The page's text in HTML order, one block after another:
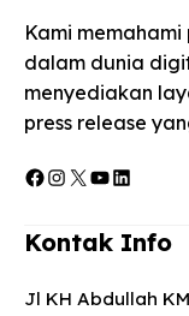
Kami
dalam dunia
menyediakan
press release
Facebook
Instagram
X YouTube
LinkedIn
Kontak Info
Jl KH Abdullah